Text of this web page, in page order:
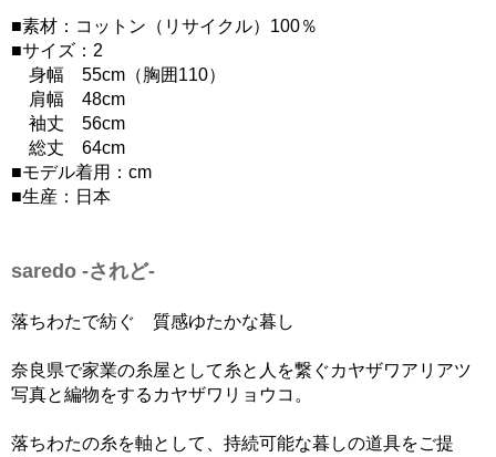
■素材：コットン（リサイクル）100％
■サイズ：2
身幅 55cm（胸囲110）
肩幅 48cm
袖丈 56cm
総丈 64cm
■モデル着用：cm
■生産：日本
saredo -されど-
落ちわたで紡ぐ 質感ゆたかな暮し
奈良県で家業の糸屋として糸と人を繋ぐカヤザワアリアツ
写真と編物をするカヤザワリョウコ。
落ちわたの糸を軸として、持続可能な暮しの道具をご提